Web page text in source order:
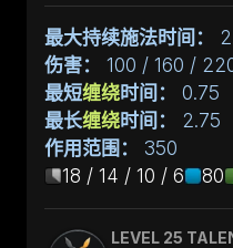
最大持续施法时间：
伤害：
100 / 160 /
最短缠绕时间：
0.75
最长缠绕时间：
2.75
作用范围：
350
18 / 14 / 10 / 6
80
LEVEL 25